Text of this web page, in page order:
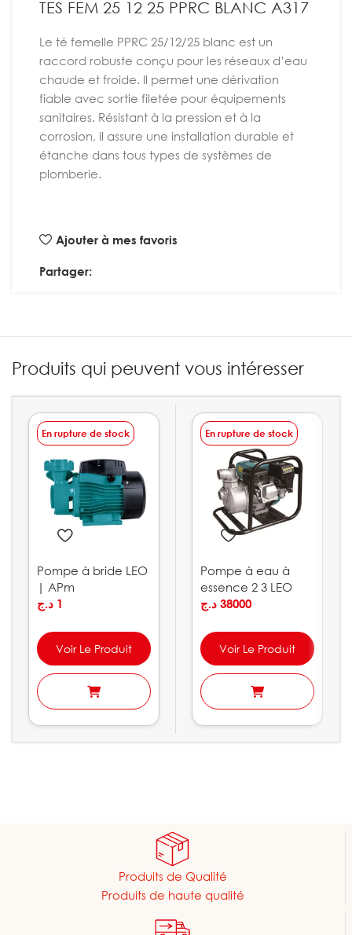
TES FEM 25 12 25 PPRC BLANC A317
Le té femelle PPRC 25/12/25 blanc est un
raccord robuste conçu pour les réseaux d’eau
chaude et froide. Il permet une dérivation
fiable avec sortie filetée pour équipements
sanitaires. Résistant à la pression et à la
corrosion, il assure une installation durable et
étanche dans tous types de systèmes de
plomberie.
Ajouter à mes favoris
Partager:
Produits qui peuvent vous intéresser
En rupture de stock
Pompe à bride LEO
| APm
1 د.ج
Voir Le Produit
En rupture de stock
Pompe à eau à
essence 2 3 LEO
38000 د.ج
Voir Le Produit
Produits de Qualité
Produits de haute qualité